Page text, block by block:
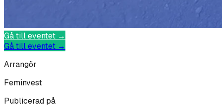
Gå till eventet →
Gå till eventet →
Arrangör
Feminvest
Publicerad på